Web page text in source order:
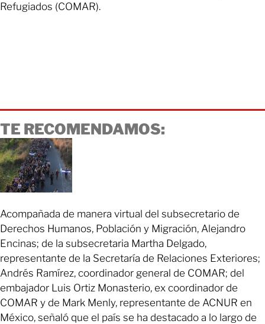
Refugiados (COMAR).
TE RECOMENDAMOS:
Acompañada de manera virtual del subsecretario de
Derechos Humanos, Población y Migración, Alejandro
Encinas; de la subsecretaria Martha Delgado,
representante de la Secretaría de Relaciones Exteriores;
Andrés Ramírez, coordinador general de COMAR; del
embajador Luis Ortiz Monasterio, ex coordinador de
COMAR y de Mark Menly, representante de ACNUR en
México, señaló que el país se ha destacado a lo largo de